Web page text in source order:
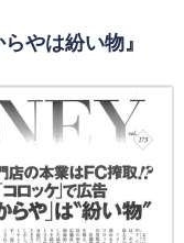
やは紛い物』